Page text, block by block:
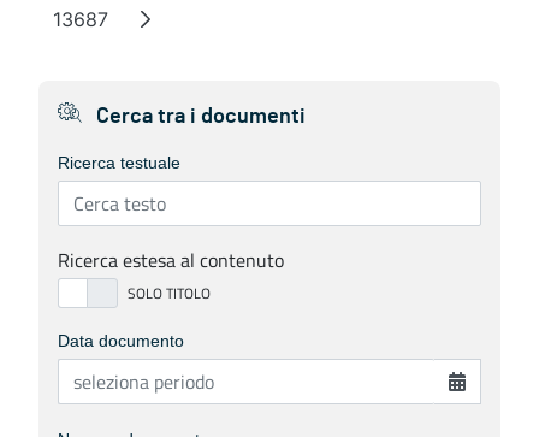
Pagina
13687
Cerca tra i documenti
Ricerca testuale
Ricerca estesa al contenuto
Data documento